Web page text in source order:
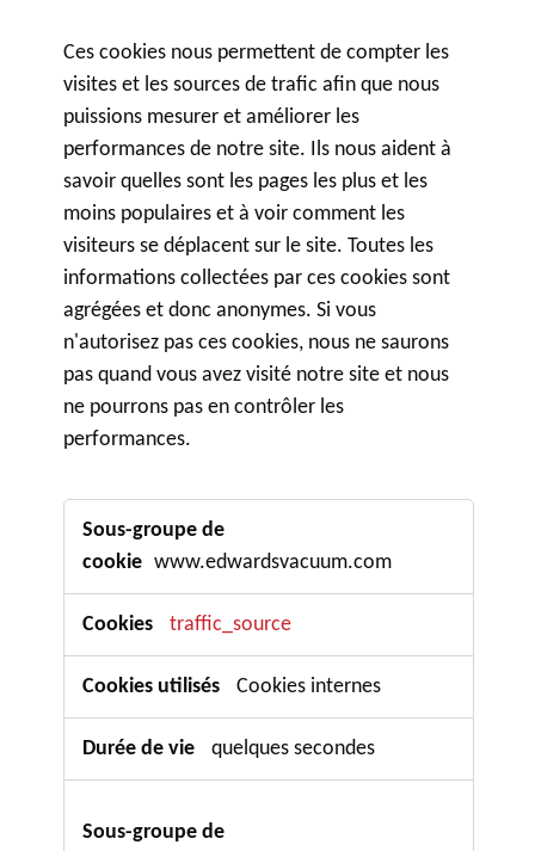
Ces cookies nous permettent de compter les
visites et les sources de trafic afin que nous
puissions mesurer et améliorer les
performances de notre site. Ils nous aident à
savoir quelles sont les pages les plus et les
moins populaires et à voir comment les
visiteurs se déplacent sur le site. Toutes les
informations collectées par ces cookies sont
agrégées et donc anonymes. Si vous
n'autorisez pas ces cookies, nous ne saurons
pas quand vous avez visité notre site et nous
ne pourrons pas en contrôler les
performances.
de
performancewww.edwardsvacuum.com
traffic_source
Cookies internes
quelques secondes